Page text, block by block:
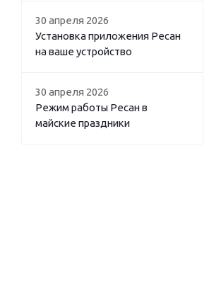
30 апреля 2026
Установка приложения Ресан
на ваше устройство
30 апреля 2026
Режим работы Ресан в
майские праздники